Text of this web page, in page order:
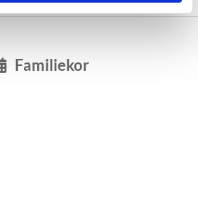
Familiekor